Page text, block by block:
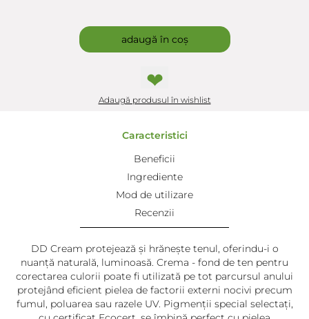
adaugă în coș
❤
Adaugă produsul în wishlist
Caracteristici
Beneficii
Ingrediente
Mod de utilizare
Recenzii
DD Cream protejează și hrănește tenul, oferindu-i o
nuanță naturală, luminoasă. Crema - fond de ten pentru
corectarea culorii poate fi utilizată pe tot parcursul anului
protejând eficient pielea de factorii externi nocivi precum
fumul, poluarea sau razele UV. Pigmenții special selectați,